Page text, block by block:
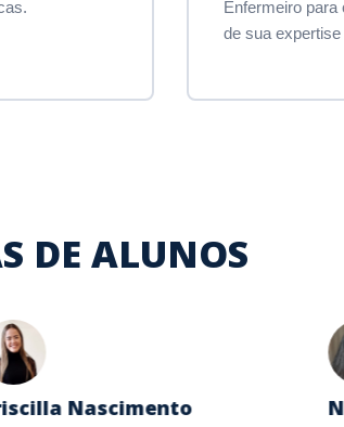
Enfermeiro para
de sua
DE ALUNOS
Nascimento